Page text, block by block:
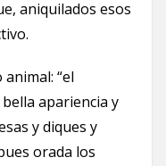
aniquilados esos
“el
apariencia y
y diques y
orada los